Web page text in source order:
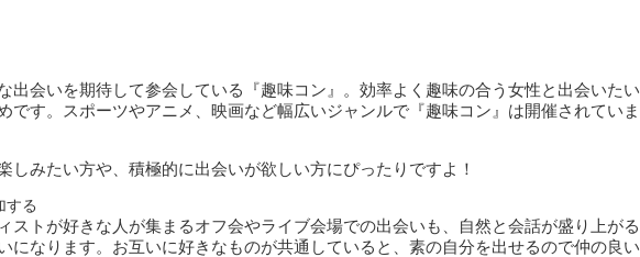
出会いを期待して参会している『趣味コン』。効率よく趣味の合う女性と出会いたい
です。スポーツやアニメ、映画など幅広いジャンルで『趣味コン』は開催されていま
しみたい方や、積極的に出会いが欲しい方にぴったりですよ！
する
ストが好きな人が集まるオフ会やライブ会場での出会いも、自然と会話が盛り上がる
になります。お互いに好きなものが共通していると、素の自分を出せるので仲の良い